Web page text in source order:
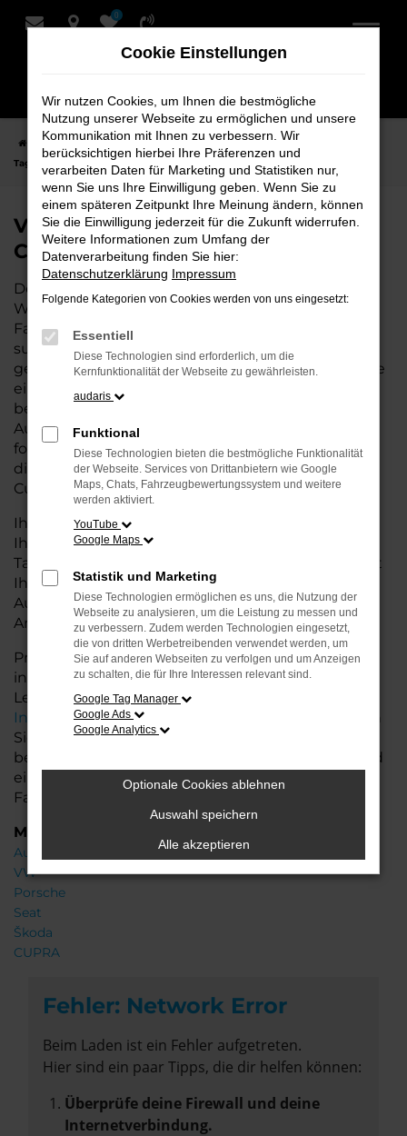
Zum
0
Startseite Cuxhaven VW VW Tiguan
VW Tiguan
Tageszulassung für Cuxhaven bei Schmidt + Koch
VW Tiguan Tageszulassung für
Cuxhaven bei Schmidt + Koch
Der VW Tiguan Tageszulassung ist die perfekte
Wahl für alle, die für Cuxhaven ein hochwertiges
Fahrzeug zu einem besonders attraktiven Preis
suchen. Als Neuwagen mit nur wenigen
gefahrenen Kilometern bietet er Ihnen alle Vorteile
eines neuen Fahrzeugs, jedoch zu deutlich
besseren Konditionen. Mit seiner modernen
Ausstattung, der hohen Effizienz und den
fortschrittlichen Sicherheitsfeatures ist der Tiguan
die ideale Lösung für den Stadtverkehr für
Cuxhaven und längere Ausflüge ins Umland.
Ihr VW Autohaus in der Nähe von Cuxhaven steht
Ihnen mit einer breiten Auswahl an
Tageszulassungen zur Verfügung. Unser Team hilft
Ihnen, den Tiguan in der passenden
Ausstattungsvariante zu finden, der Ihre
Anforderungen und Wünsche erfüllt.
Profitieren Sie von zusätzlichen Services wie
individuellen Finanzierungs- und
Leasingangeboten, sowie der bequemen
InzahlungnahmeIhres alten Fahrzeugs. Besuchen
Sie uns und lassen Sie sich von unseren Experten
beraten. Wir bieten Ihnen eine große Auswahl und
eine persönliche Beratung, damit Sie das perfekte
Fahrzeug für Ihre Bedürfnisse finden.
Marken
Audi
VW
Porsche
Seat
Škoda
CUPRA
Fehler: Network Error
Beim Laden ist ein Fehler aufgetreten.
Hier sind ein paar Tipps, die dir helfen können:
Überprüfe deine Firewall und deine
Internetverbindung.
Cookie Einstellungen
Wir nutzen Cookies, um Ihnen die bestmögliche
Nutzung unserer Webseite zu ermöglichen und unsere
Kommunikation mit Ihnen zu verbessern. Wir
berücksichtigen hierbei Ihre Präferenzen und
verarbeiten Daten für Marketing und Statistiken nur,
wenn Sie uns Ihre Einwilligung geben. Wenn Sie zu
einem späteren Zeitpunkt Ihre Meinung ändern, können
Sie die Einwilligung jederzeit für die Zukunft widerrufen.
Weitere Informationen zum Umfang der
Datenverarbeitung finden Sie hier:
Datenschutzerklärung Impressum
Folgende Kategorien von Cookies werden von uns eingesetzt:
Essentiell
Diese Technologien sind erforderlich, um die
Kernfunktionalität der Webseite zu gewährleisten.
audaris
Funktional
Diese Technologien bieten die bestmögliche Funktionalität
der Webseite. Services von Drittanbietern wie Google
Maps, Chats, Fahrzeugbewertungssystem und weitere
werden aktiviert.
YouTube
Google Maps
Statistik und Marketing
Diese Technologien ermöglichen es uns, die Nutzung der
Webseite zu analysieren, um die Leistung zu messen und
zu verbessern. Zudem werden Technologien eingesetzt,
die von dritten Werbetreibenden verwendet werden, um
Sie auf anderen Webseiten zu verfolgen und um Anzeigen
zu schalten, die für Ihre Interessen relevant sind.
Google Tag Manager
Google Ads
Google Analytics
Optionale Cookies ablehnen
Auswahl speichern
Alle akzeptieren